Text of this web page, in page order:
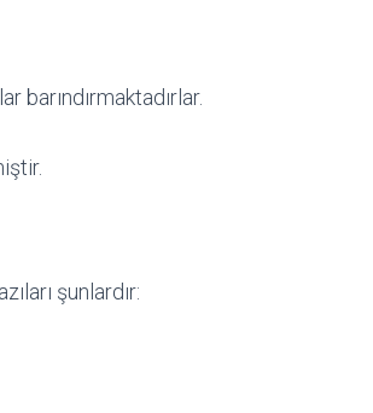
şunlardır: